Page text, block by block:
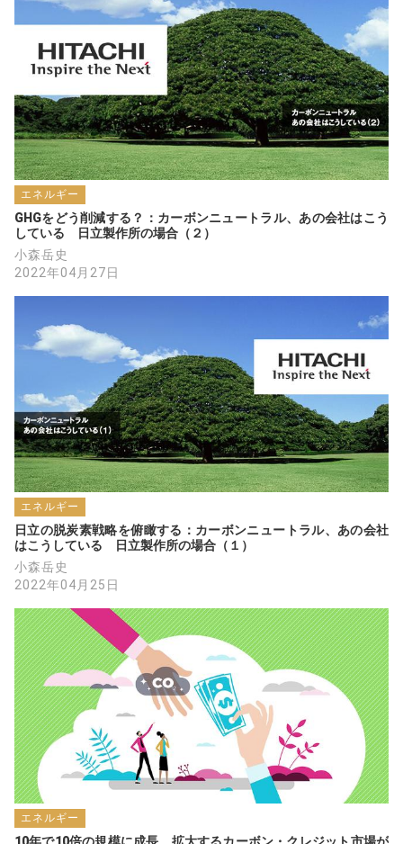
エネルギー
GHGをどう削減する？：カーボンニュートラル、あの会社はこう
している　日立製作所の場合（２）
小森岳史
2022年04月27日
エネルギー
日立の脱炭素戦略を俯瞰する：カーボンニュートラル、あの会社
はこうしている　日立製作所の場合（１）
小森岳史
2022年04月25日
エネルギー